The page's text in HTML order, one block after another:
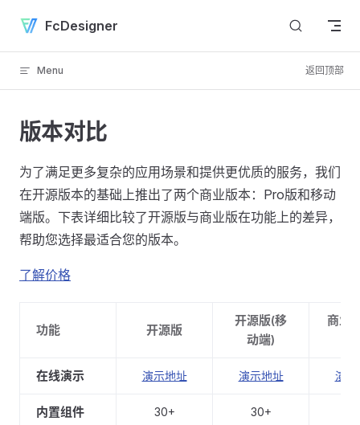
Skip to content
FcDesigner
Menu 返回顶部
版本对比
为了满足更多复杂的应用场景和提供更优质的服务，我们
在开源版本的基础上推出了两个商业版本：Pro版和移动
端版。下表详细比较了开源版与商业版在功能上的差异，
帮助您选择最适合您的版本。
了解价格
功能 开源版
开源版(移
动端)
商业
在线演示 演示地址 演示地址 演示
内置组件 30+ 30+